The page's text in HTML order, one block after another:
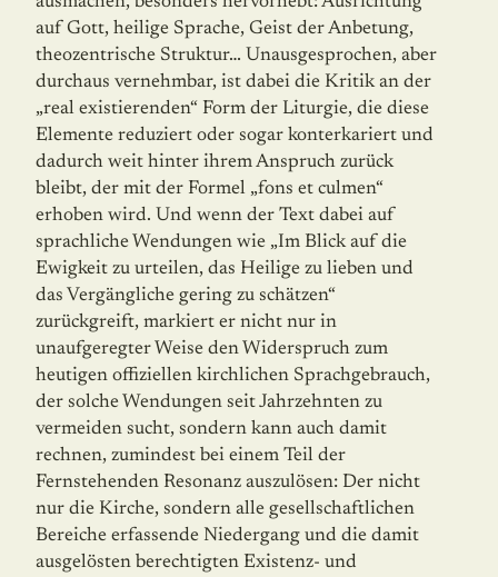
auf Gott, heilige Sprache, Geist der Anbetung,
theozentrische Struktur… Unausgesprochen, aber
durchaus vernehmbar, ist dabei die Kritik an der
„real exis­tie­renden“ Form der Liturgie, die diese
Elemente reduziert oder sogar konterkariert und
dadurch weit hinter ihrem Anspruch zurück
bleibt, der mit der Formel „fons et culmen“
erhoben wird. Und wenn der Text dabei auf
sprachliche Wendungen wie „Im Blick auf die
Ewigkeit zu urteilen, das Heilige zu lieben und
das Vergängliche gering zu schätzen“
zurückgreift, markiert er nicht nur in
unaufgeregter Weise den Widerspruch zum
heutigen offiziellen kirchlichen Sprachgebrauch,
der solche Wendungen seit Jahrzehnten zu
vermeiden sucht, sondern kann auch damit
rechnen, zumindest bei einem Teil der
Fernstehenden Resonanz auszulösen: Der nicht
nur die Kirche, sondern alle gesell­schaft­lichen
Bereiche erfassende Niedergang und die damit
ausgelösten berechtigten Existenz- und